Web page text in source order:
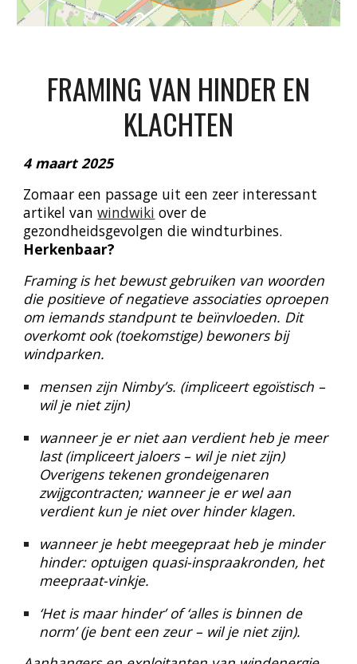
FRAMING VAN HINDER EN
KLACHTEN
4 maart 2025
Zomaar een passage uit een zeer interessant
artikel vanwindwiki over de
gezondheidsgevolgen die windturbines.
Herkenbaar?
Framing is het bewust gebruiken van woorden
die positieve of negatieve associaties oproepen
om iemands standpunt te beïnvloeden. Dit
overkomt ook (toekomstige) bewoners bij
windparken.
mensen zijn Nimby’s. (impliceert egoïstisch –
wil je niet zijn)
wanneer je er niet aan verdient heb je meer
last (impliceert jaloers – wil je niet zijn)
Overigens tekenen grondeigenaren
zwijgcontracten; wanneer je er wel aan
verdient kun je niet over hinder klagen.
wanneer je hebt meegepraat heb je minder
hinder: optuigen quasi-inspraakronden, het
meepraat-vinkje.
‘Het is maar hinder’ of ‘alles is binnen de
norm’ (je bent een zeur – wil je niet zijn).